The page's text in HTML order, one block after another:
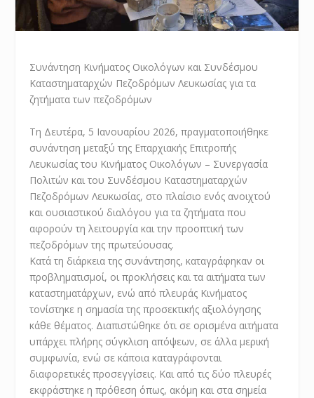
Συνάντηση Κινήματος Οικολόγων και Συνδέσμου
Καταστηματαρχών Πεζοδρόμων Λευκωσίας για τα
ζητήματα των πεζοδρόμων
Τη Δευτέρα, 5 Ιανουαρίου 2026, πραγματοποιήθηκε
συνάντηση μεταξύ της Επαρχιακής Επιτροπής
Λευκωσίας του Κινήματος Οικολόγων – Συνεργασία
Πολιτών και του Συνδέσμου Καταστηματαρχών
Πεζοδρόμων Λευκωσίας, στο πλαίσιο ενός ανοιχτού
και ουσιαστικού διαλόγου για τα ζητήματα που
αφορούν τη λειτουργία και την προοπτική των
πεζοδρόμων της πρωτεύουσας.
Κατά τη διάρκεια της συνάντησης, καταγράφηκαν οι
προβληματισμοί, οι προκλήσεις και τα αιτήματα των
καταστηματάρχων, ενώ από πλευράς Κινήματος
τονίστηκε η σημασία της προσεκτικής αξιολόγησης
κάθε θέματος. Διαπιστώθηκε ότι σε ορισμένα αιτήματα
υπάρχει πλήρης σύγκλιση απόψεων, σε άλλα μερική
συμφωνία, ενώ σε κάποια καταγράφονται
διαφορετικές προσεγγίσεις. Και από τις δύο πλευρές
εκφράστηκε η πρόθεση όπως, ακόμη και στα σημεία